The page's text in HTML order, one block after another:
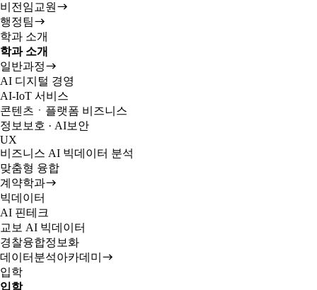
비전임교원
행정팀
학과 소개
학과 소개
일반과정
AI 디지털 경영
AI-IoT 서비스
콘텐츠ㆍ플랫폼 비즈니스
정보보호 · AI보안
UX
비즈니스 AI 빅데이터 분석
맞춤형 융합
계약학과
빅데이터
AI 핀테크
교보 AI 빅데이터
경찰융합정보화
데이터분석아카데미
입학
입학